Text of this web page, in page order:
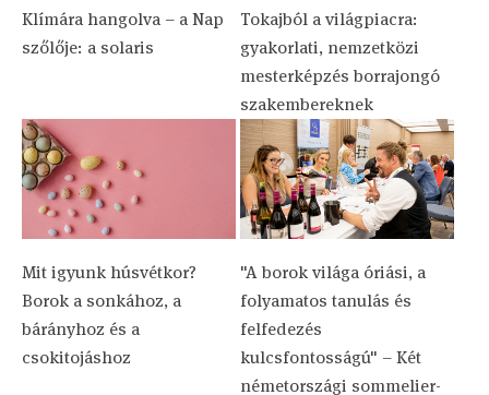
Klímára hangolva – a Nap
szőlője: a solaris
Tokajból a világpiacra:
gyakorlati, nemzetközi
mesterképzés borrajongó
szakembereknek
Mit igyunk húsvétkor?
Borok a sonkához, a
bárányhoz és a
csokitojáshoz
"A borok világa óriási, a
folyamatos tanulás és
felfedezés
kulcsfontosságú" – Két
németországi sommelier-